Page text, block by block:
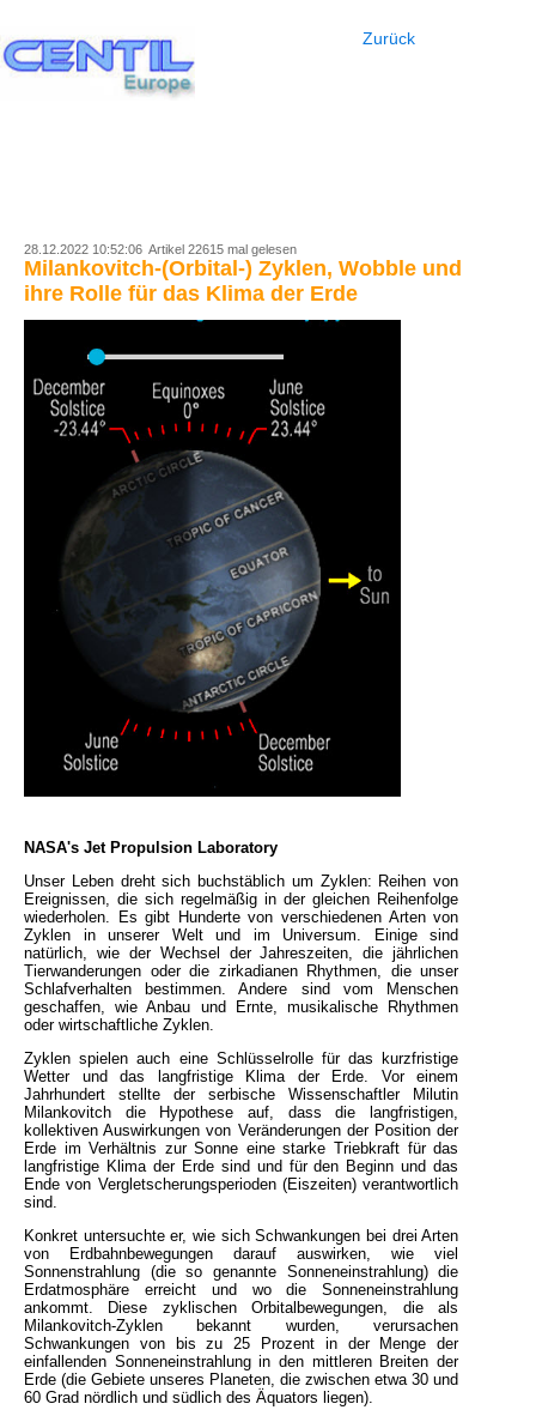
Zurück
28.12.2022 10:52:06 Artikel 22615 mal gelesen
Milankovitch-(Orbital-) Zyklen, Wobble und
ihre Rolle für das Klima der Erde
NASA's Jet Propulsion Laboratory
Unser Leben dreht sich buchstäblich um Zyklen: Reihen von
Ereignissen, die sich regelmäßig in der gleichen Reihenfolge
wiederholen. Es gibt Hunderte von verschiedenen Arten von
Zyklen in unserer Welt und im Universum. Einige sind
natürlich, wie der Wechsel der Jahreszeiten, die jährlichen
Tierwanderungen oder die zirkadianen Rhythmen, die unser
Schlafverhalten bestimmen. Andere sind vom Menschen
geschaffen, wie Anbau und Ernte, musikalische Rhythmen
oder wirtschaftliche Zyklen.
Zyklen spielen auch eine Schlüsselrolle für das kurzfristige
Wetter und das langfristige Klima der Erde. Vor einem
Jahrhundert stellte der serbische Wissenschaftler Milutin
Milankovitch die Hypothese auf, dass die langfristigen,
kollektiven Auswirkungen von Veränderungen der Position der
Erde im Verhältnis zur Sonne eine starke Triebkraft für das
langfristige Klima der Erde sind und für den Beginn und das
Ende von Vergletscherungsperioden (Eiszeiten) verantwortlich
sind.
Konkret untersuchte er, wie sich Schwankungen bei drei Arten
von Erdbahnbewegungen darauf auswirken, wie viel
Sonnenstrahlung (die so genannte Sonneneinstrahlung) die
Erdatmosphäre erreicht und wo die Sonneneinstrahlung
ankommt. Diese zyklischen Orbitalbewegungen, die als
Milankovitch-Zyklen bekannt wurden, verursachen
Schwankungen von bis zu 25 Prozent in der Menge der
einfallenden Sonneneinstrahlung in den mittleren Breiten der
Erde (die Gebiete unseres Planeten, die zwischen etwa 30 und
60 Grad nördlich und südlich des Äquators liegen).